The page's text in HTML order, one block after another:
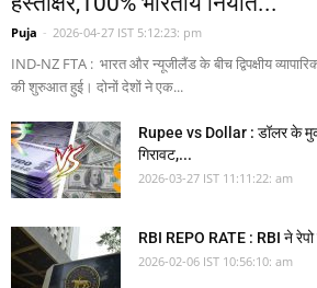
Puja - 2026-04-27 IST 5:12:23: pm
IND-NZ FTA : भारत और न्यूजीलैंड के बीच द्विपक्षीय
की शुरुआत हुई। दोनों देशों ने एक...
Rupee vs Dollar : डॉलर के
गिरावट,...
2026-03-27 IST 11:11:22: am
RBI REPO RATE : RBI ने
2026-02-06 IST 10:56:10: am